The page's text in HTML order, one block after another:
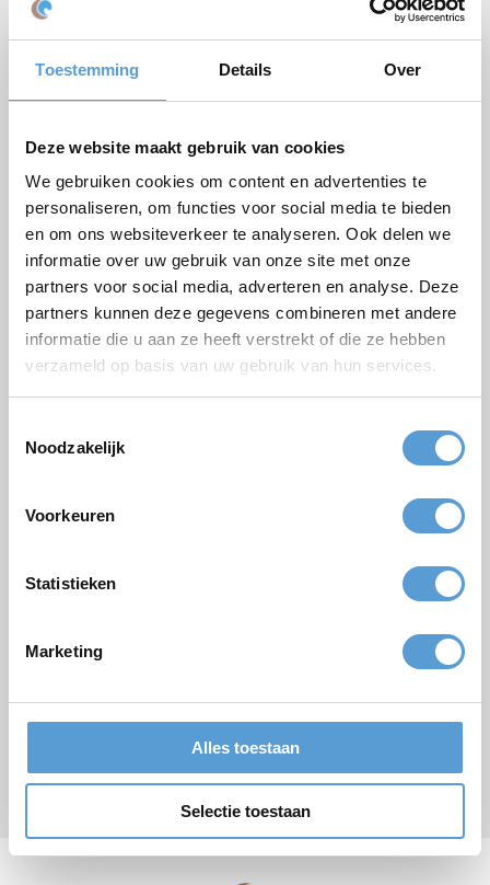
Toestemming Details Over
Deze website maakt gebruik van cookies
We gebruiken cookies om content en advertenties te
personaliseren, om functies voor social media te bieden
en om ons websiteverkeer te analyseren. Ook delen we
informatie over uw gebruik van onze site met onze
partners voor social media, adverteren en analyse. Deze
partners kunnen deze gegevens combineren met andere
informatie die u aan ze heeft verstrekt of die ze hebben
verzameld op basis van uw gebruik van hun services.
Noodzakelijk
Voorkeuren
Statistieken
Marketing
Alles toestaan
Selectie toestaan
Firmen/Gruppenname
Vorname
Nachname
Email *
Personenzahl
Geplanter Zeitpunkt
Gewünschte Startzeit
Optionen/Ergänzungen
Senden